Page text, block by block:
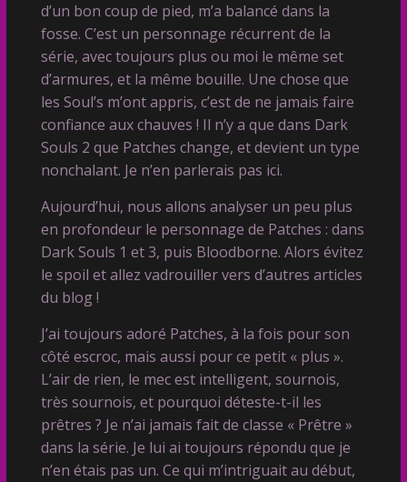
d’un bon coup de pied, m’a balancé dans la
fosse. C’est un personnage récurrent de la
série, avec toujours plus ou moi le même set
d’armures, et la même bouille. Une chose que
les Soul’s m’ont appris, c’est de ne jamais faire
confiance aux chauves ! Il n’y a que dans Dark
Souls 2 que Patches change, et devient un type
nonchalant. Je n’en parlerais pas ici.
Aujourd’hui, nous allons analyser un peu plus
en profondeur le personnage de Patches : dans
Dark Souls 1 et 3, puis Bloodborne. Alors évitez
le spoil et allez vadrouiller vers d’autres articles
du blog !
J’ai toujours adoré Patches, à la fois pour son
côté escroc, mais aussi pour ce petit « plus ».
L’air de rien, le mec est intelligent, sournois,
très sournois, et pourquoi déteste-t-il les
prêtres ? Je n’ai jamais fait de classe « Prêtre »
dans la série. Je lui ai toujours répondu que je
n’en étais pas un. Ce qui m’intriguait au début,